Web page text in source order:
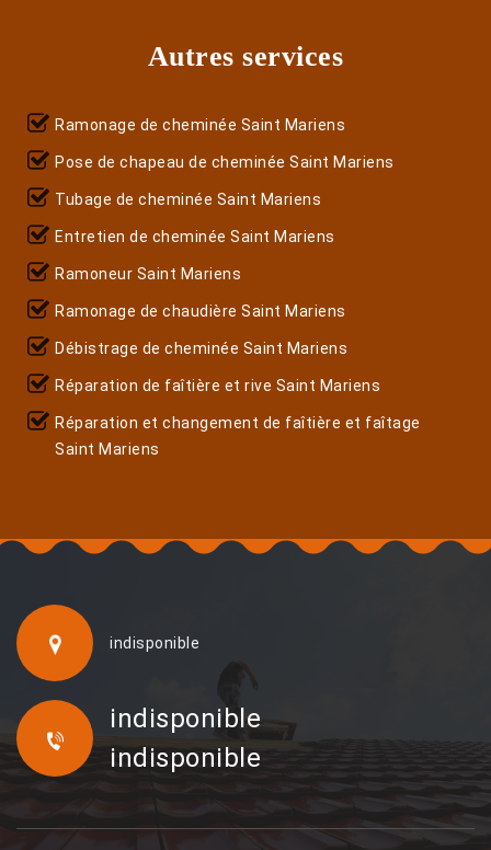
Autres services
Ramonage de cheminée Saint Mariens
Pose de chapeau de cheminée Saint Mariens
Tubage de cheminée Saint Mariens
Entretien de cheminée Saint Mariens
Ramoneur Saint Mariens
Ramonage de chaudière Saint Mariens
Débistrage de cheminée Saint Mariens
Réparation de faîtière et rive Saint Mariens
Réparation et changement de faîtière et faîtage
Saint Mariens
indisponible
indisponible
indisponible